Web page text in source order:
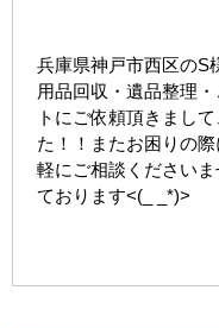
兵庫県神戸市西区のS
用品回収・遺品整理
トにご依頼頂きまし
た！！またお困りの
軽にご相談ください
ております<(_ _*)>